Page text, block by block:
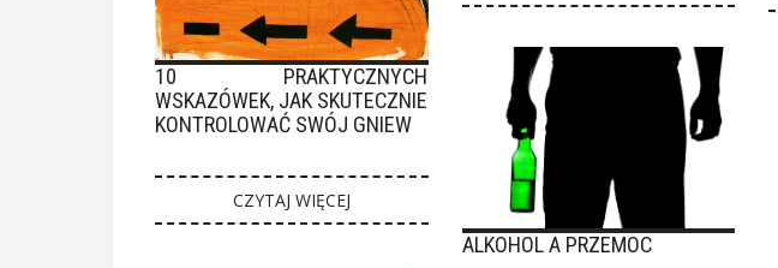
10 PRAKTYCZNYCH
WSKAZÓWEK, JAK SKUTECZNIE
KONTROLOWAĆ SWÓJ GNIEW
CZYTAJ WIĘCEJ
ALKOHOL A PRZEMOC